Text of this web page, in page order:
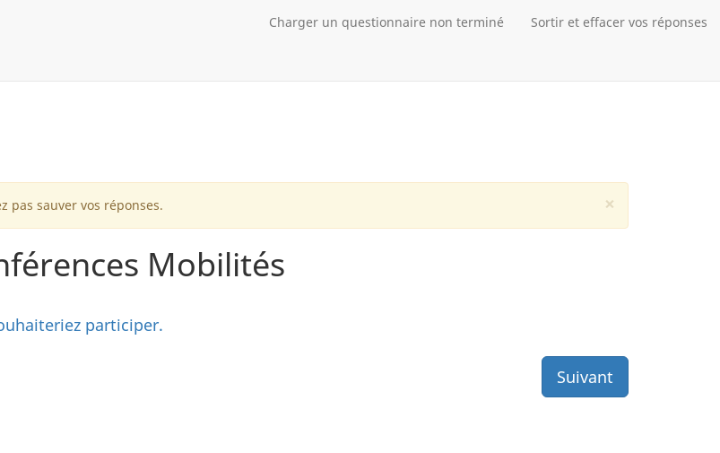
Charger un questionnaire non terminé Sortir et effacer vos réponses
×
pas sauver vos réponses.
Mobilités
participer.
Suivant